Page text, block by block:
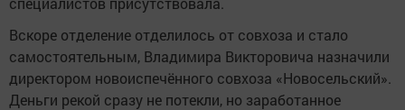
Вскоре отделение отделилось от совхоза и стало
самостоятельным, Владимира Викторовича назначили
директором новоиспечённого совхоза «Новосельский».
Деньги рекой сразу не потекли, но заработанное